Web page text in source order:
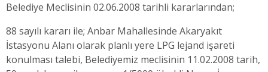
Belediye Meclisinin 02.06.2008 tarihli kararlarından;
88 sayılı kararı ile; Anbar Mahallesinde Akaryakıt
İstasyonu Alanı olarak planlı yere LPG lejand işareti
konulması talebi, Belediyemiz meclisinin 11.02.2008 tarih,